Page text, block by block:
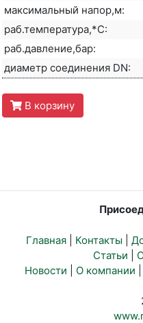
максимальный напор,м:
раб.температура,*С:
раб.давление,бар:
диаметр соединения DN:
В корзину
Главная Контакты
Статьи
Новости
О компании